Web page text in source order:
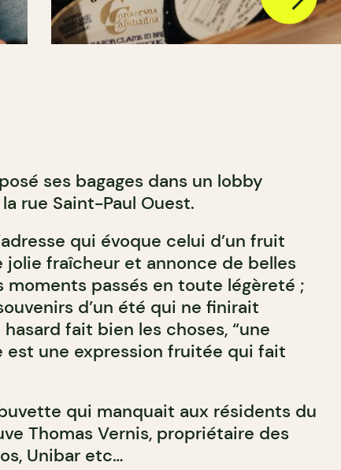
ses bagages dans un lobby
rue Saint-Paul Ouest.
qui évoque celui d’un fruit
fraîcheur et annonce de belles
moments passés en toute légèreté ;
d’un été qui ne finirait
fait bien les choses, “une
est une expression fruitée qui fait
qui manquait aux résidents du
Thomas Vernis, propriétaire des
Unibar etc…